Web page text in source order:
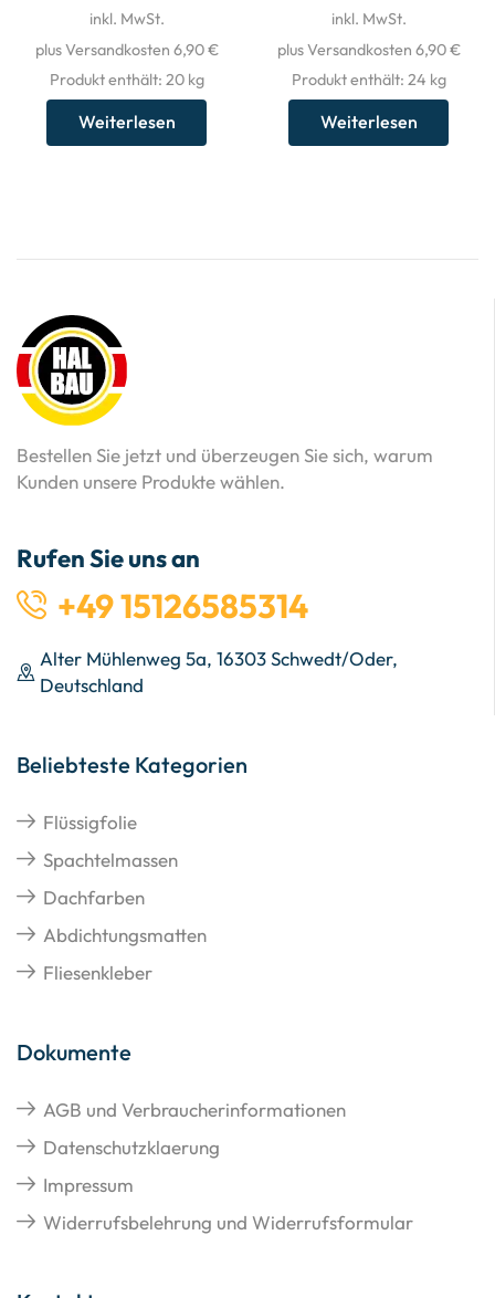
inkl. MwSt.
plus Versandkosten 6,90 €
Produkt enthält: 20 kg
Weiterlesen
inkl. MwSt.
plus Versandkosten 6,90 €
Produkt enthält: 24 kg
Weiterlesen
Bestellen Sie jetzt und überzeugen Sie sich, warum
Kunden unsere Produkte wählen.
Rufen Sie uns an
+49 15126585314
Alter Mühlenweg 5a, 16303 Schwedt/Oder,
Deutschland
Beliebteste Kategorien
Flüssigfolie
Spachtelmassen
Dachfarben
Abdichtungsmatten
Fliesenkleber
Dokumente
AGB und Verbraucherinformationen
Datenschutzklaerung
Impressum
Widerrufsbelehrung und Widerrufsformular